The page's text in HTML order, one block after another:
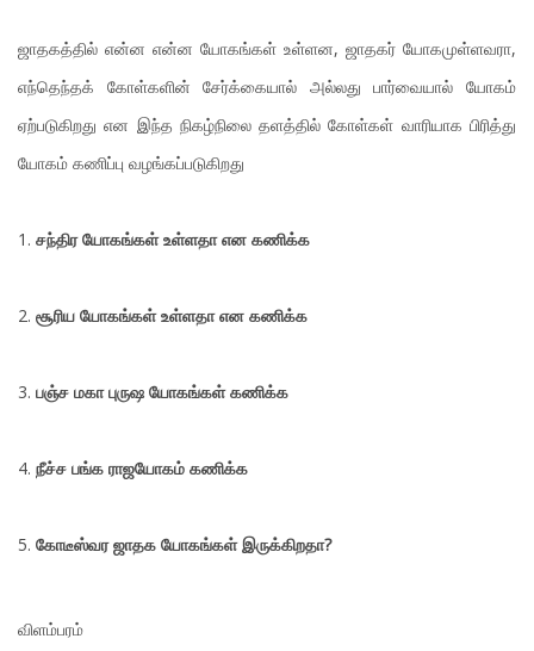
ஜாதகத்தில் என்ன என்ன யோகங்கள் உள்ளன, ஜாதகர் யோகமுள்ளவரா,
எந்தெந்தக் கோள்களின் சேர்க்கையால் அல்லது பார்வையால் யோகம்
ஏற்படுகிறது என இந்த நிகழ்நிலை தளத்தில் கோள்கள் வாரியாக பிரித்து
யோகம் கணிப்பு வழங்கப்படுகிறது
1. சந்திர யோகங்கள் உள்ளதா என கணிக்க
2. சூரிய யோகங்கள் உள்ளதா என கணிக்க
3. பஞ்ச மகா புருஷ யோகங்கள் கணிக்க
4. நீச்ச பங்க ராஜயோகம் கணிக்க
5. கோடீஸ்வர ஜாதக யோகங்கள் இருக்கிறதா?
விளம்பரம்